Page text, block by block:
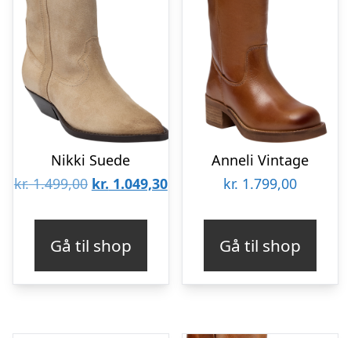
Nikki Suede
kr.1.499,00 Den
var:
kr. 1.499,00.
kr. 1.049,30Den
kr. 1.049,30.
Gå til shop
Anneli Vintage
kr. 1.799,00
Gå til shop